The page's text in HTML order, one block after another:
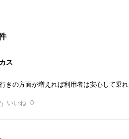
ス
きの方面が増えれば利用者は安心して乗
0